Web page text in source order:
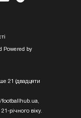
Powered by
21 (двадцяти
footballhub.ua,
річного віку.